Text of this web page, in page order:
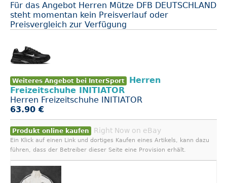
Für das Angebot Herren Mütze DFB DEUTSCHLAND
steht momentan kein Preisverlauf oder
Preisvergleich zur Verfügung
Weiteres Angebot bei InterSport
Herren
Freizeitschuhe INITIATOR
Herren Freizeitschuhe INITIATOR
63.90 €
Produkt online kaufen Right Now on eBay
Ein Klick auf einen Link und dortiges Kaufen eines Artikels, kann dazu
führen, dass der Betreiber dieser Seite eine Provision erhält.